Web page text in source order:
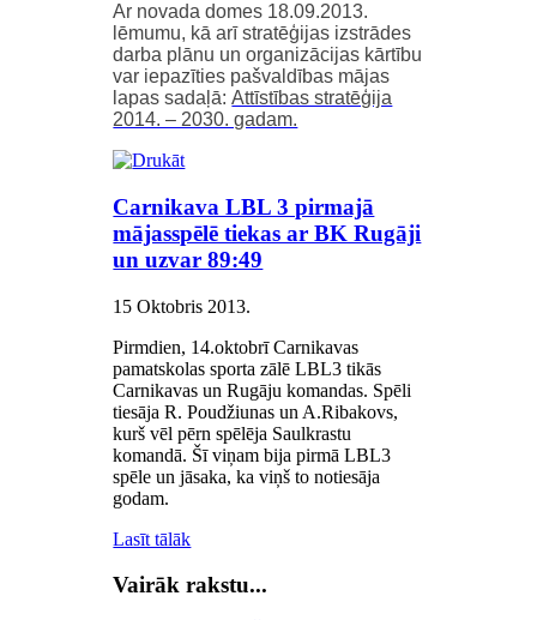
Ar novada domes 18.09.2013.
lēmumu, kā arī stratēģijas izstrādes
darba plānu un organizācijas kārtību
var iepazīties pašvaldības mājas
lapas sadaļā:Attīstības stratēģija
2014. – 2030. gadam.
Carnikava LBL 3 pirmajā
mājasspēlē tiekas ar BK Rugāji
un uzvar 89:49
15 Oktobris 2013.
Pirmdien, 14.oktobrī Carnikavas
pamatskolas sporta zālē LBL3 tikās
Carnikavas un Rugāju komandas. Spēli
tiesāja R. Poudžiunas un A.Ribakovs,
kurš vēl pērn spēlēja Saulkrastu
komandā. Šī viņam bija pirmā LBL3
spēle un jāsaka, ka viņš to notiesāja
godam.
Lasīt tālāk
Vairāk rakstu...